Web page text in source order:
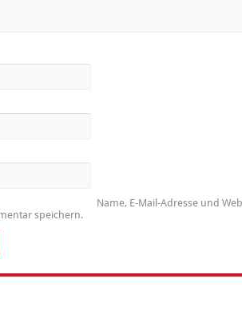
Name, E-Mail-Adresse und
speichern.